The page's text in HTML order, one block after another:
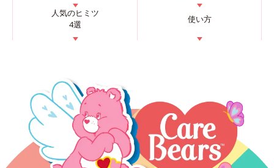
▼ ▼
人気のヒミツ
4選
▼
使い方
▼